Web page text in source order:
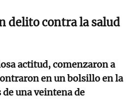
delito contra la salud
actitud, comenzaron a
en un bolsillo en la
una veintena de